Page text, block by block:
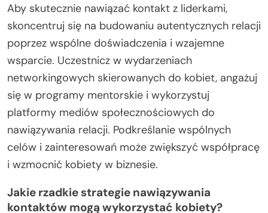
Aby skutecznie nawiązać kontakt z liderkami,
skoncentruj się na budowaniu autentycznych relacji
poprzez wspólne doświadczenia i wzajemne
wsparcie. Uczestnicz w wydarzeniach
networkingowych skierowanych do kobiet, angażuj
się w programy mentorskie i wykorzystuj
platformy mediów społecznościowych do
nawiązywania relacji. Podkreślanie wspólnych
celów i zainteresowań może zwiększyć współpracę
i wzmocnić kobiety w biznesie.
Jakie rzadkie strategie nawiązywania
kontaktów mogą wykorzystać kobiety?